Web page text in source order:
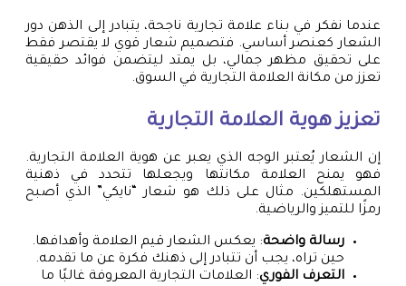
عندما نفكر في بناء علامة تجارية ناجحة، يتبادر إلى الذهن دور
الشعار كعنصر أساسي. فتصميم شعار قوي لا يقتصر فقط
على تحقيق مظهر جمالي، بل يمتد ليتضمن فوائد حقيقية
تعزز من مكانة العلامة التجارية في السوق.
تعزيز هوية العلامة التجارية
إن الشعار يُعتبر الوجه الذي يعبر عن هوية العلامة التجارية.
فهو يمنح العلامة مكانتها ويجعلها تتحدد في ذهنية
المستهلكين. مثال على ذلك هو شعار “نايكي” الذي أصبح
رمزًا للتميز والرياضية.
رسالة واضحة: يعكس الشعار قيم العلامة وأهدافها.
حين تراه، يجب أن تتبادر إلى ذهنك فكرة عن ما تقدمه.
التعرف الفوري: العلامات التجارية المعروفة غالبًا ما